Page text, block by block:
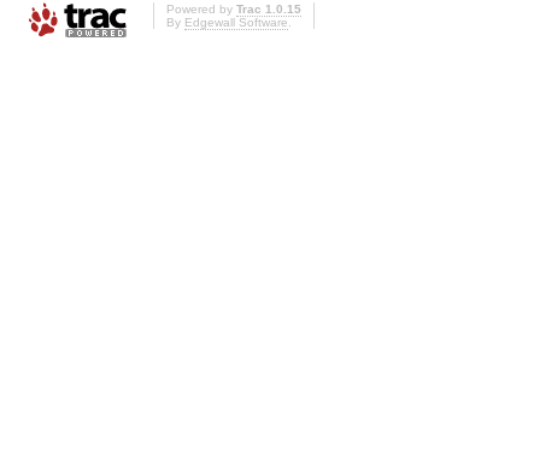
Powered by Trac 1.0.15
By Edgewall Software